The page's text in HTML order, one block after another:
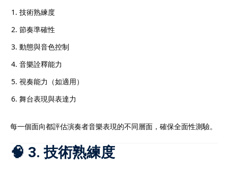
技術熟練度
節奏準確性
動態與音色控制
音樂詮釋能力
視奏能力（如適用）
舞台表現與表達力
每一個面向都評估演奏者音樂表現的不同層面，確保全面性測驗。
🧠 3. 技術熟練度